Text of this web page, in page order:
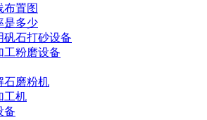
布置图
是多少
矾石打砂设备
工粉磨设备
石磨粉机
工机
备